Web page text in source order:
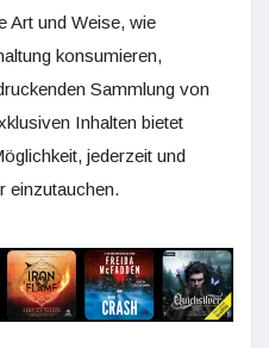
Art und Weise, wie
konsumieren,
Sammlung von
Inhalten bietet
jederzeit und
einzutauchen.